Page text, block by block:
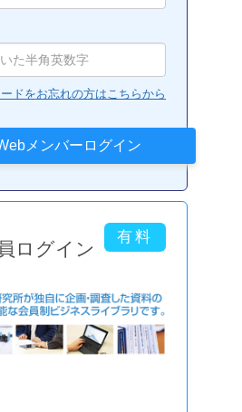
ドをお忘れの方はこちらから
ログイン